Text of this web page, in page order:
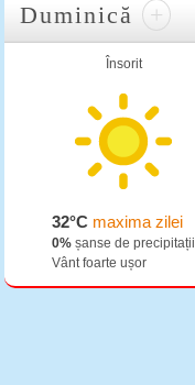
Duminică +
Însorit
32°C maxima zilei
0% șanse de precipitații
Vânt foarte ușor